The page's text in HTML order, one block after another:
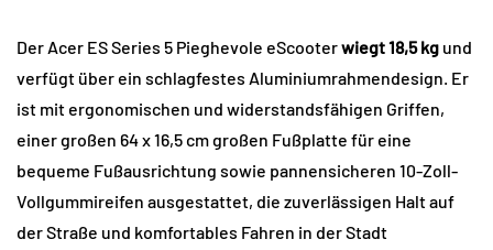
Der Acer ES Series 5 Pieghevole eScooterwiegt 18,5 kg und
verfügt über ein schlagfestes Aluminiumrahmendesign. Er
ist mit ergonomischen und widerstandsfähigen Griffen,
einer großen 64 x 16,5 cm großen Fußplatte für eine
bequeme Fußausrichtung sowie pannensicheren 10-Zoll-
Vollgummireifen ausgestattet, die zuverlässigen Halt auf
der Straße und komfortables Fahren in der Stadt